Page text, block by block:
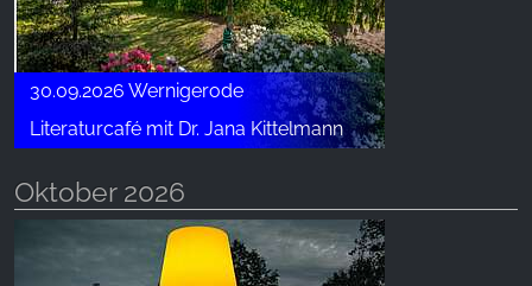
30.09.2026 Wernigerode
Literaturcafé mit Dr. Jana Kittelmann
Oktober 2026